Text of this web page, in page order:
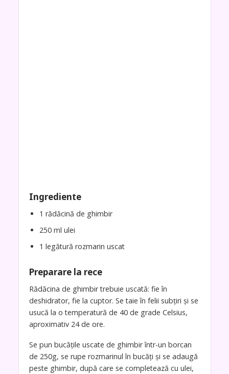
Ingrediente
1 rădăcină de ghimbir
250 ml ulei
1 legătură rozmarin uscat
Preparare la rece
Rădăcina de ghimbir trebuie uscată: fie în
deshidrator, fie la cuptor. Se taie în felii subțiri și se
usucă la o temperatură de 40 de grade Celsius,
aproximativ 24 de ore.
Se pun bucățile uscate de ghimbir într-un borcan
de 250g, se rupe rozmarinul în bucăți și se adaugă
peste ghimbir, după care se completează cu ulei,